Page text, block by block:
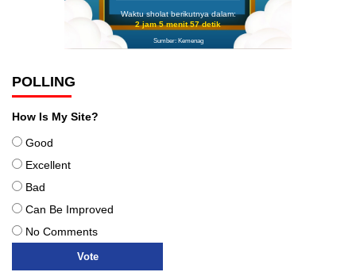
Waktu sholat berikutnya dalam:
2 jam 5 menit 56 detik
Sumber: Kemenag
POLLING
How Is My Site?
Good
Excellent
Bad
Can Be Improved
No Comments